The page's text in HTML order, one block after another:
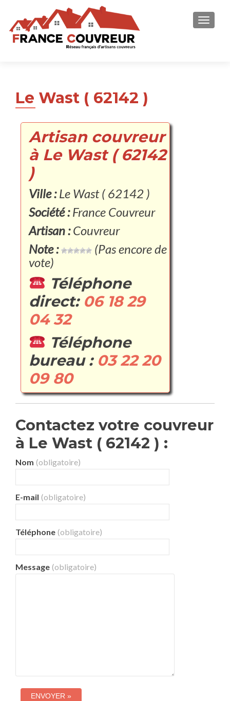
Le Wast ( 62142 )
Artisan couvreur
à Le Wast ( 62142
)
Ville :Le Wast ( 62142 )
Société :France Couvreur
Artisan :Couvreur
Note :
(Pas encore de
vote)
Téléphone
direct: 06 18 29
04 32
Téléphone
bureau : 03 22 20
09 80
Contactez votre couvreur
à Le Wast ( 62142 ) :
Nom (obligatoire)
E-mail (obligatoire)
Téléphone (obligatoire)
Message (obligatoire)